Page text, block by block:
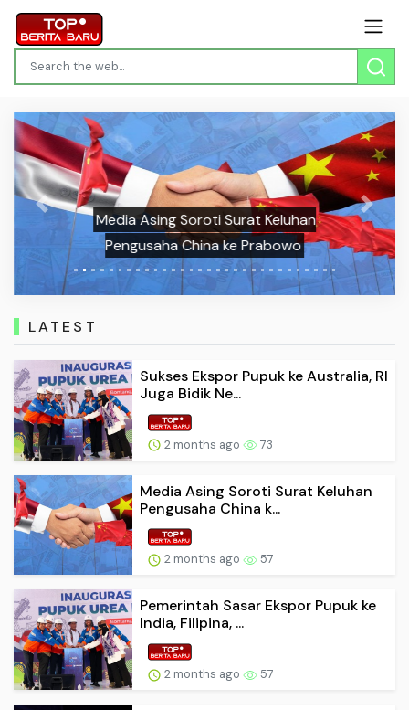
Media Asing Soroti Surat Keluhan
Pengusaha China ke Prabowo
Previous Next
LATEST
Sukses Ekspor Pupuk ke Australia, RI
Juga Bidik Ne...
2 months ago 73
Media Asing Soroti Surat Keluhan
Pengusaha China k...
2 months ago 57
Pemerintah Sasar Ekspor Pupuk ke
India, Filipina, ...
2 months ago 57